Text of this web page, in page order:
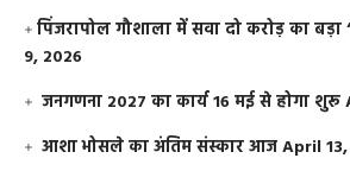
​पिंजरापोल गौशाला में सवा दो करोड़ का बड़ा
9, 2026
जनगणना 2027 का कार्य 16 मई से होगा शुरू
आशा भोसले का अंतिम संस्कार आजApril